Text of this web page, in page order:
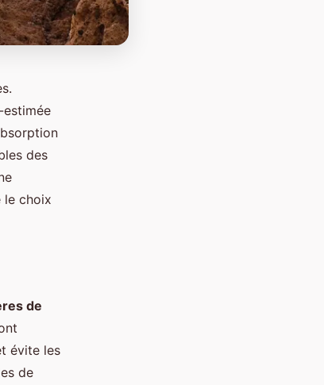
des
le choix
de
évite les
de